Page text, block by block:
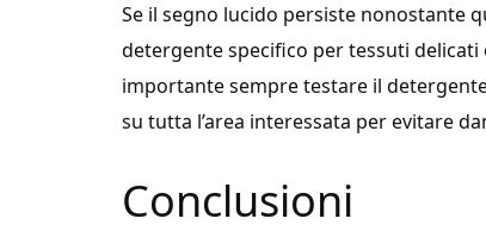
Se il segno lucido persiste nonostante
detergente specifico per tessuti delicati
importante sempre testare il
su tutta l’area interessata per evitare
Conclusioni